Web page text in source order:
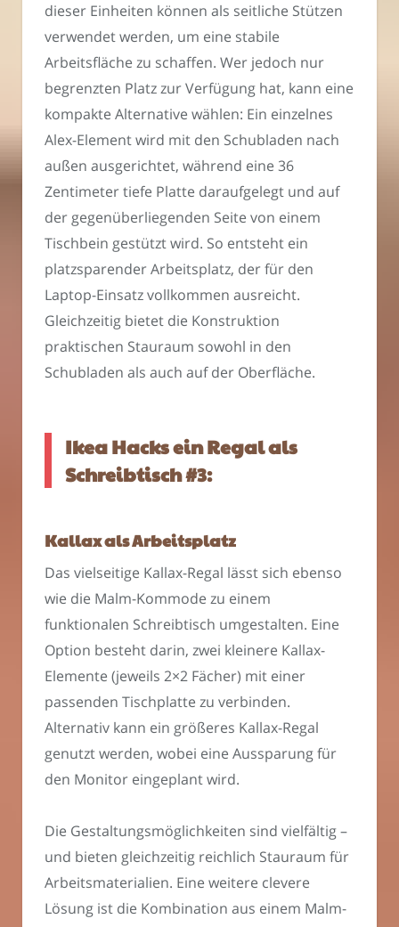
dieser Einheiten können als seitliche Stützen
verwendet werden, um eine stabile
Arbeitsfläche zu schaffen. Wer jedoch nur
begrenzten Platz zur Verfügung hat, kann eine
kompakte Alternative wählen: Ein einzelnes
Alex-Element wird mit den Schubladen nach
außen ausgerichtet, während eine 36
Zentimeter tiefe Platte daraufgelegt und auf
der gegenüberliegenden Seite von einem
Tischbein gestützt wird. So entsteht ein
platzsparender Arbeitsplatz, der für den
Laptop-Einsatz vollkommen ausreicht.
Gleichzeitig bietet die Konstruktion
praktischen Stauraum sowohl in den
Schubladen als auch auf der Oberfläche.
Ikea Hacks ein Regal als
Schreibtisch #3:
Kallax als Arbeitsplatz
Das vielseitige Kallax-Regal lässt sich ebenso
wie die Malm-Kommode zu einem
funktionalen Schreibtisch umgestalten. Eine
Option besteht darin, zwei kleinere Kallax-
Elemente (jeweils 2×2 Fächer) mit einer
passenden Tischplatte zu verbinden.
Alternativ kann ein größeres Kallax-Regal
genutzt werden, wobei eine Aussparung für
den Monitor eingeplant wird.
Die Gestaltungsmöglichkeiten sind vielfältig –
und bieten gleichzeitig reichlich Stauraum für
Arbeitsmaterialien. Eine weitere clevere
Lösung ist die Kombination aus einem Malm-